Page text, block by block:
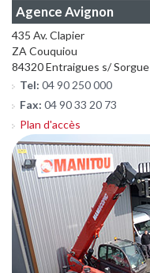
Agence Avignon
435 Av. Clapier
ZA Couquiou
84320 Entraigues s/ Sorgue
Tel: 04 90 250 000
Fax: 04 90 33 20 73
Plan d'accès